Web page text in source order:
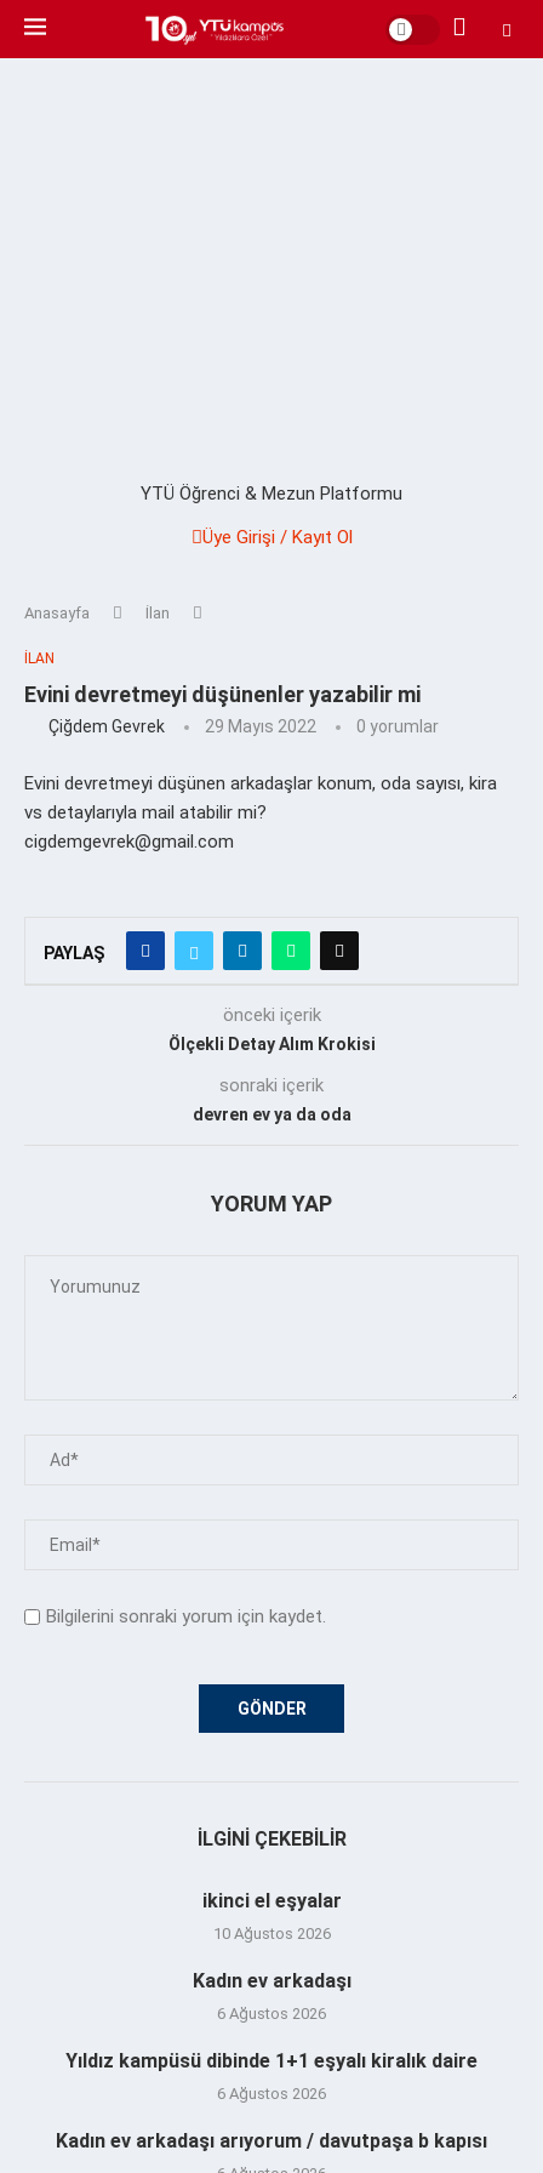
YTÜ Öğrenci & Mezun Platformu
Üye Girişi / Kayıt Ol
Anasayfa İlan
İLAN
Evini devretmeyi düşünenler yazabilir mi
Çiğdem Gevrek 29 Mayıs 2022 0 yorumlar
Evini devretmeyi düşünen arkadaşlar konum, oda sayısı, kira
vs detaylarıyla mail atabilir mi?
cigdemgevrek@gmail.com
PAYLAŞ
önceki içerik
Ölçekli Detay Alım Krokisi
sonraki içerik
devren ev ya da oda
YORUM YAP
Bilgilerini sonraki yorum için kaydet.
İLGINI ÇEKEBILIR
ikinci el eşyalar
10 Ağustos 2026
Kadın ev arkadaşı
6 Ağustos 2026
Yıldız kampüsü dibinde 1+1 eşyalı kiralık daire
6 Ağustos 2026
Kadın ev arkadaşı arıyorum / davutpaşa b kapısı